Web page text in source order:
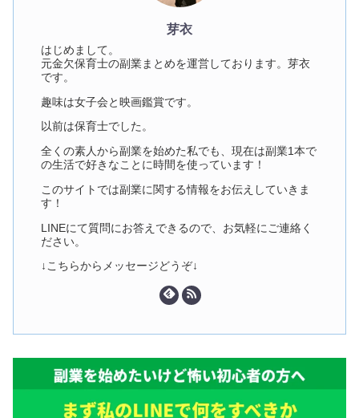
芽衣
はじめまして。
元金欠保育士の副業まとめを運営しております。芽衣
です。
趣味は女子会と映画鑑賞です。
以前は保育士でした。
全くの素人から副業を始めた私でも、現在は副業1本で
の生活で好きなことに時間を使っています！
このサイトでは副業に関する情報をお伝えしていきま
す！
LINEにて質問にお答えできるので、お気軽にご連絡く
ださい。
↓こちらからメッセージどうぞ↓